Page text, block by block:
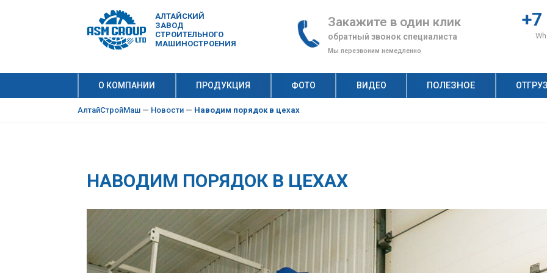
АЛТАЙСКИЙ
ЗАВОД
СТРОИТЕЛЬНОГО
МАШИНОСТРОЕНИЯ
Закажите в один клик
обратный звонок специалиста
Мы перезвоним немедленно
О КОМПАНИИ ПРОДУКЦИЯ ФОТО ВИДЕО ПОЛЕЗНОЕ
АлтайСтройМаш — Новости — Наводим порядок в цехах
НАВОДИМ ПОРЯДОК В ЦЕХАХ